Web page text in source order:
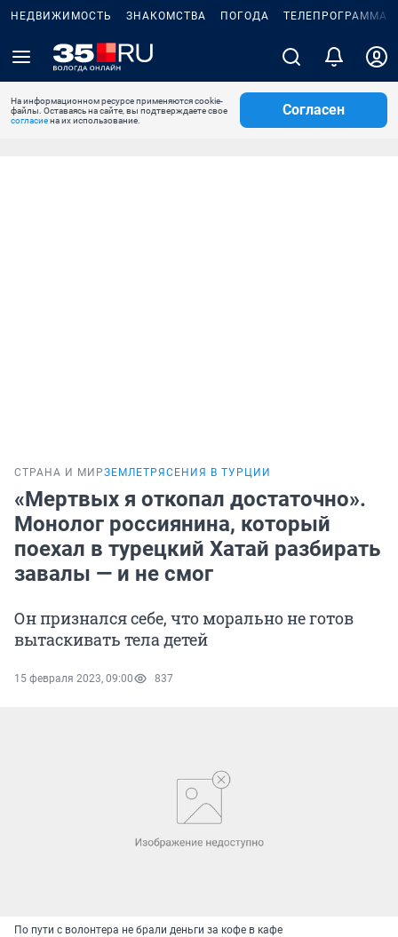
НЕДВИЖИМОСТЬ ЗНАКОМСТВА ПОГОДА ТЕЛЕПРОГРАММА
На информационном ресурсе применяются cookie-
файлы. Оставаясь на сайте, вы подтверждаете свое
согласиена их использование.
Согласен
СТРАНА И МИРЗЕМЛЕТРЯСЕНИЯ В ТУРЦИИ
«Мертвых я откопал достаточно».
Монолог россиянина, который
поехал в турецкий Хатай разбирать
завалы — и не смог
Он признался себе, что морально не готов
вытаскивать тела детей
15 февраля 2023, 09:00 837
По пути с волонтера не брали деньги за кофе в кафе